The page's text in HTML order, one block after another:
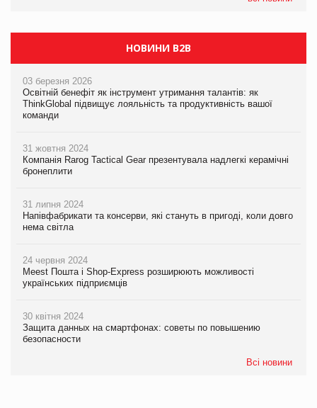
НОВИНИ B2B
03 березня 2026
Освітній бенефіт як інструмент утримання талантів: як
ThinkGlobal підвищує лояльність та продуктивність вашої
команди
31 жовтня 2024
Компанія Rarog Tactical Gear презентувала надлегкі керамічні
бронеплити
31 липня 2024
Напівфабрикати та консерви, які стануть в пригоді, коли довго
нема світла
24 червня 2024
Meest Пошта і Shop-Express розширюють можливості
українських підприємців
30 квітня 2024
Защита данных на смартфонах: советы по повышению
безопасности
Всі новини